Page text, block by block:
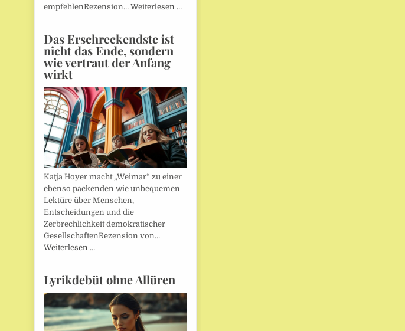
empfehlenRezension… Weiterlesen …
Das Erschreckendste ist
nicht das Ende, sondern
wie vertraut der Anfang
wirkt
Katja Hoyer macht „Weimar“ zu einer
ebenso packenden wie unbequemen
Lektüre über Menschen,
Entscheidungen und die
Zerbrechlichkeit demokratischer
GesellschaftenRezension von…
Weiterlesen …
Lyrikdebüt ohne Allüren